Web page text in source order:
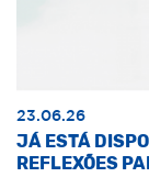
23.06.26
JÁ ESTÁ
REFLEXÕES